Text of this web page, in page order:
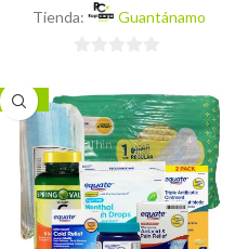
Tienda:
Guantánamo
5
-17%